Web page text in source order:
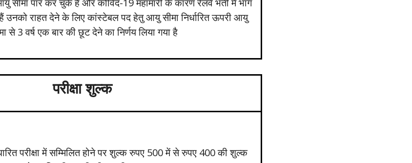
राहत देने के लिए कांस्टेबल पद हेतु आयु सीमा निर्धारित ऊपरी आयु
से 3 वर्ष एक बार की छूट देने का निर्णय लिया गया है
परीक्षा शुल्क
परीक्षा में सम्मिलित होने पर शुल्क रुपए 500 में से रुपए 400 की शुल्क